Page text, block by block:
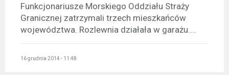
Funkcjonariusze Morskiego Oddziału Straży
Granicznej zatrzymali trzech mieszkańców
województwa. Rozlewnia działała w garażu....
16 grudnia 2014 - 11:48